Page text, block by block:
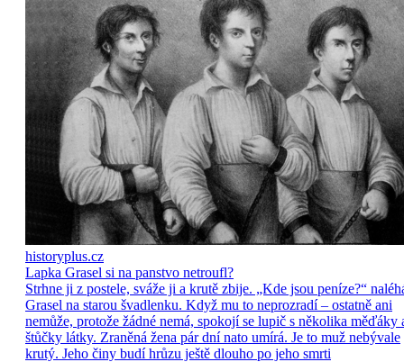
historyplus.cz
Lapka Grasel si na panstvo netroufl?
Strhne ji z postele, sváže ji a krutě zbije. „Kde jsou peníze?“
Grasel na starou švadlenku. Když mu to neprozradí – ostatně ani
nemůže, protože žádné nemá, spokojí se lupič s několika měďáky
štůčky látky. Zraněná žena pár dní nato umírá. Je to muž nebývale
krutý. Jeho činy budí hrůzu ještě dlouho po jeho smrti